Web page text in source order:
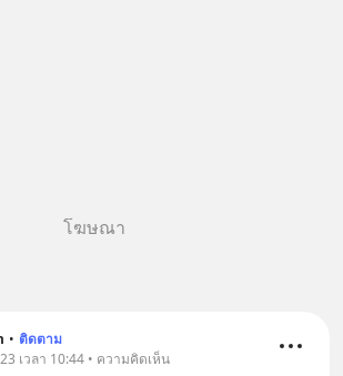
โฆษณา
• ติดตาม
เวลา 10:44 • ความคิดเห็น